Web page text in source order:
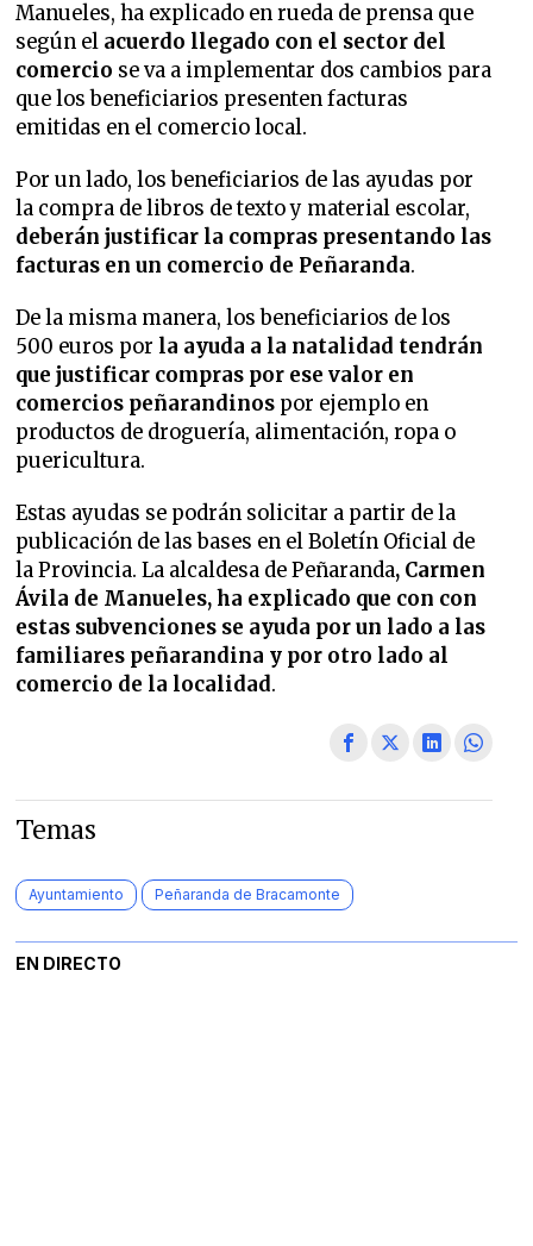
Manueles, ha explicado en rueda de prensa que
según el acuerdo llegado con el sector del
comercio se va a implementar dos cambios para
que los beneficiarios presenten facturas
emitidas en el comercio local.
Por un lado, los beneficiarios de las ayudas por
la compra de libros de texto y material escolar,
deberán justificar la compras presentando las
facturas en un comercio de Peñaranda.
De la misma manera, los beneficiarios de los
500 euros por la ayuda a la natalidad tendrán
que justificar compras por ese valor en
comercios peñarandinos por ejemplo en
productos de droguería, alimentación, ropa o
puericultura.
Estas ayudas se podrán solicitar a partir de la
publicación de las bases en el Boletín Oficial de
la Provincia. La alcaldesa de Peñaranda, Carmen
Ávila de Manueles, ha explicado que con con
estas subvenciones se ayuda por un lado a las
familiares peñarandina y por otro lado al
comercio de la localidad.
Temas
Ayuntamiento Peñaranda de Bracamonte
EN DIRECTO